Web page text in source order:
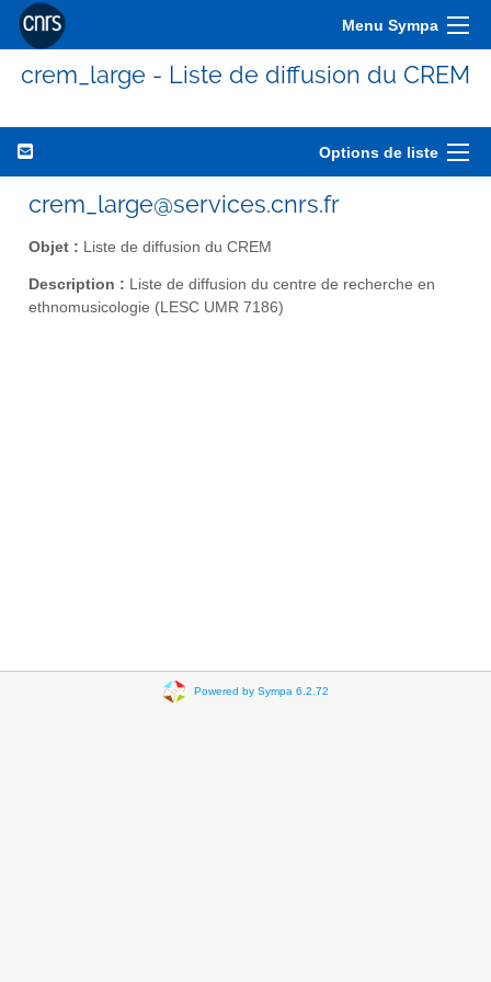
Menu Sympa
crem_large - Liste de diffusion du CREM
Options de liste
crem_large@services.cnrs.fr
Objet : Liste de diffusion du CREM
Description : Liste de diffusion du centre de recherche en
ethnomusicologie (LESC UMR 7186)
Powered by Sympa 6.2.72